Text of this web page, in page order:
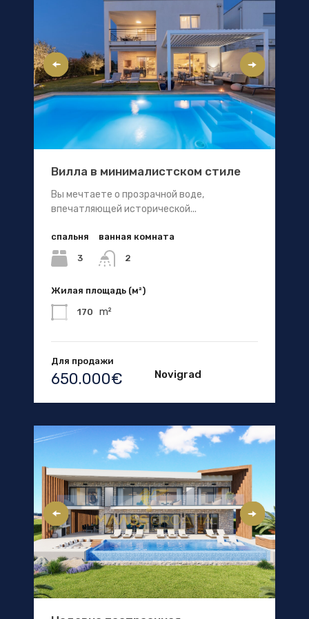
Вилла в минималистском стиле
Вы мечтаете о прозрачной воде,
впечатляющей исторической...
спальня
3
ванная комната
2
Жилая площадь (м²)
170 m²
Для продажи
650.000€ Novigrad